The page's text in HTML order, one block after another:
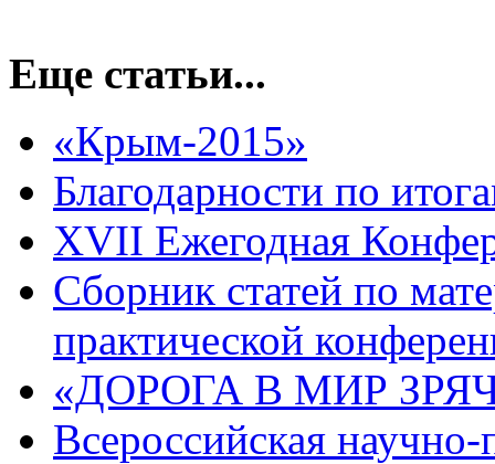
Еще статьи...
«Крым-2015»
Благодарности по
XVII Ежегодная
Сборник статей по
практической
«ДОРОГА В МИР
Всероссийская